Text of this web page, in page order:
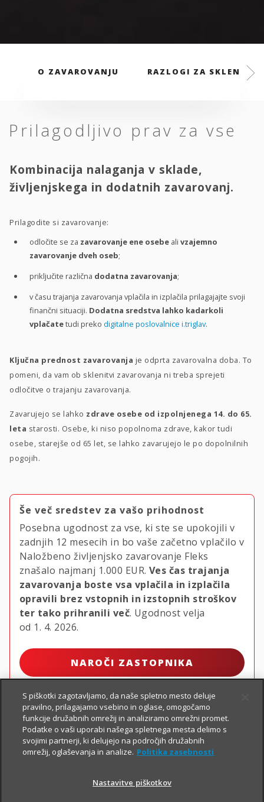
O ZAVAROVANJU RAZLOGI ZA SKLENITEV
Prilagodljivo prav za vse
Kombinacija nalaganja v sklade,
življenjskega in dodatnih zavarovanj.
Prilagodite si zavarovanje:
odločite se za zavarovanje ene osebe ali vzajemno
zavarovanje dveh oseb;
priključite različna dodatna zavarovanja;
v času trajanja zavarovanja vplačila in izplačila prilagajajte svoji
finančni situaciji. Dodatna sredstva lahko kadarkoli
vplačatetudi preko digitalne poslovalnice i.triglav.
Ključna prednost zavarovanja je odprta zavarovalna doba. To
pomeni, da vam ob sklenitvi zavarovanja ni treba sprejeti
odločitve o trajanju zavarovanja.
Zavarujejo se lahko zdrave osebe od izpolnjenega 14. do 65.
leta starosti. Osebe, ki niso popolnoma zdrave, kakor tudi
osebe, starejše od 65 let, se lahko zavarujejo le po dopolnilnih
pogojih.
Še več sredstev za vašo prihodnost
Posebna ugodnost za vse, ki ste se upokojili v
zadnjih 12 mesecih in bo vaše začetno vplačilo v
Naložbeno življenjsko zavarovanje Fleks
znašalo najmanj 1.000 EUR. Ves čas trajanja
zavarovanja boste vsa vplačila in izplačila
opravili brez vstopnih in izstopnih stroškov
ter tako prihranili več. Ugodnost velja
od 1. 4. 2026.
NAROČI ZASTOPNIKA
01 2864 000
S piškotki zagotavljamo, da naše spletno mesto deluje
pravilno, prilagajamo vsebino in oglase, omogočamo
funkcije družabnih omrežij in analiziramo omrežni promet.
Podatke o vaši uporabi našega spletnega mesta delimo s
svojimi partnerji, ki delujejo na področjih družabnih
omrežij, oglaševanja in analize. Politika zasebnosti
Nastavitve piškotkov